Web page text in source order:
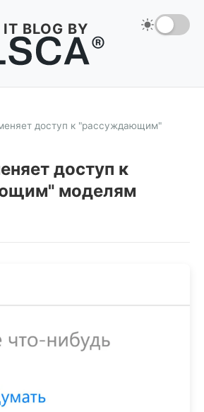
IT BLOG BY
доступ к "рассуждающим"
доступ к
моделям